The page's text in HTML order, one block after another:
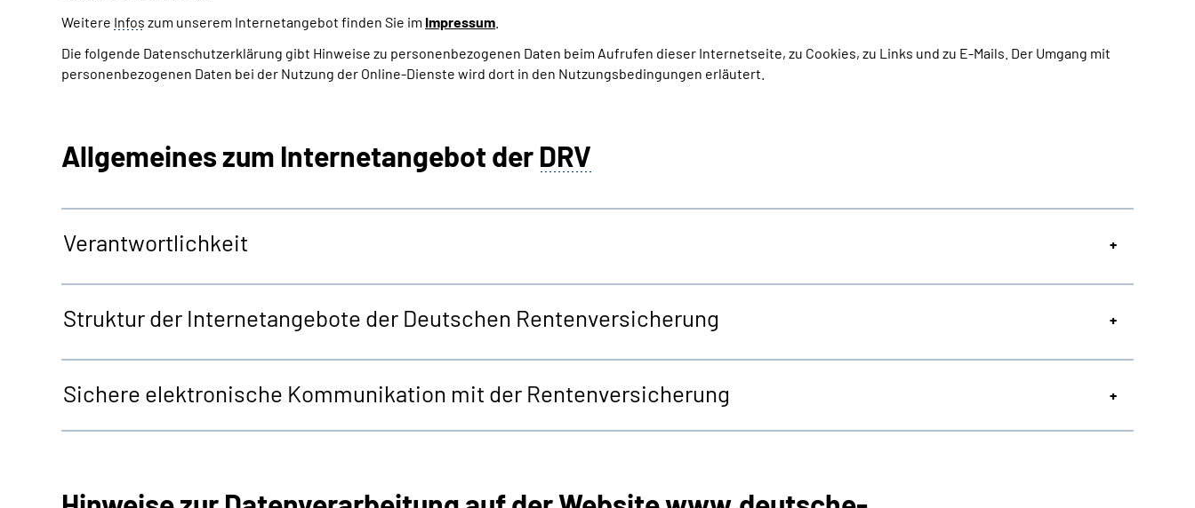
Weitere Infos zum unserem Internetangebot finden Sie im Impressum
Die folgende Datenschutzerklärung gibt Hinweise zu personenbezogenen Daten beim Aufrufen dieser Internetseite, zu Cookies, zu Links und zu E-Mails. Der Umgang mit
personenbezogenen Daten bei der Nutzung der Online-Dienste wird dort in den Nutzungsbedingungen erläutert.
Allgemeines zum Internetangebot der DRV
Verantwortlichkeit
Struktur der Internetangebote der Deutschen Rentenversicherung
Sichere elektronische Kommunikation mit der Rentenversicherung